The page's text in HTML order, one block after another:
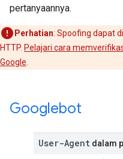
pertanyaannya.
Perhatian: Spoofing dapat
HTTP. Pelajari cara
Google
Googlebot
User-Agent dalam